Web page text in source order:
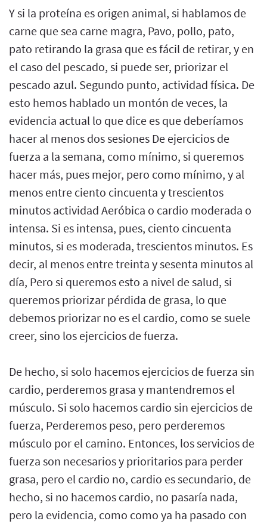
Y si la proteína es origen animal, si hablamos de
carne que sea carne magra, Pavo, pollo, pato,
pato retirando la grasa que es fácil de retirar, y en
el caso del pescado, si puede ser, priorizar el
pescado azul. Segundo punto, actividad física. De
esto hemos hablado un montón de veces, la
evidencia actual lo que dice es que deberíamos
hacer al menos dos sesiones De ejercicios de
fuerza a la semana, como mínimo, si queremos
hacer más, pues mejor, pero como mínimo, y al
menos entre ciento cincuenta y trescientos
minutos actividad Aeróbica o cardio moderada o
intensa. Si es intensa, pues, ciento cincuenta
minutos, si es moderada, trescientos minutos. Es
decir, al menos entre treinta y sesenta minutos al
día, Pero si queremos esto a nivel de salud, si
queremos priorizar pérdida de grasa, lo que
debemos priorizar no es el cardio, como se suele
creer, sino los ejercicios de fuerza.
De hecho, si solo hacemos ejercicios de fuerza sin
cardio, perderemos grasa y mantendremos el
músculo. Si solo hacemos cardio sin ejercicios de
fuerza, Perderemos peso, pero perderemos
músculo por el camino. Entonces, los servicios de
fuerza son necesarios y prioritarios para perder
grasa, pero el cardio no, cardio es secundario, de
hecho, si no hacemos cardio, no pasaría nada,
pero la evidencia, como como ya ha pasado con